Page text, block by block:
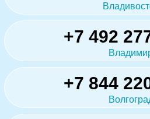
+7 492
+7 844